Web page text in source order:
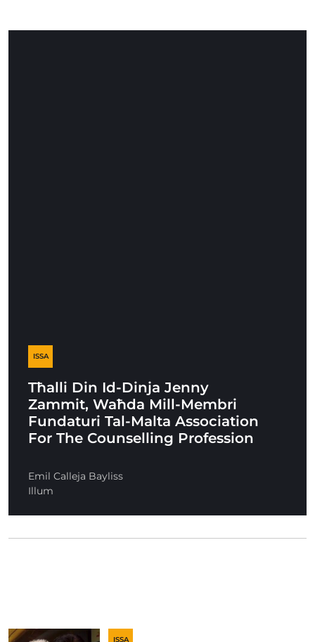
ISSA
Tħalli Din Id-Dinja Jenny
Zammit, Waħda Mill-Membri
Fundaturi Tal-Malta Association
For The Counselling Profession
Emil Calleja Bayliss
Illum
ISSA